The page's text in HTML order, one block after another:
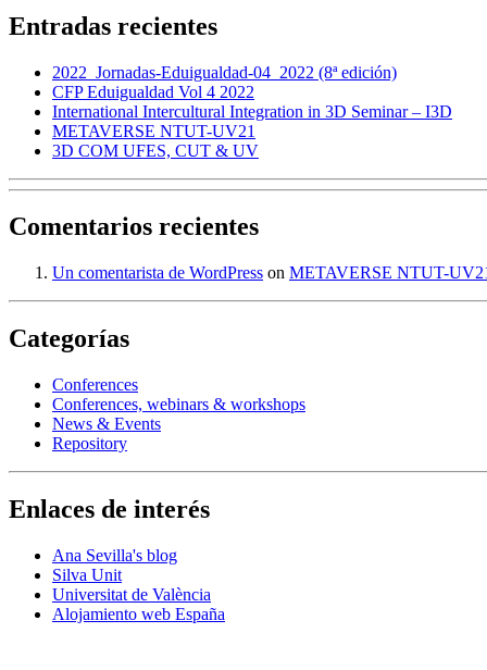
Entradas recientes
2022_Jornadas-Eduigualdad-04_2022 (8ª edición)
CFP Eduigualdad Vol 4 2022
International Intercultural Integration in 3D Seminar – I3D
METAVERSE NTUT-UV21
3D COM UFES, CUT & UV
Comentarios recientes
Un comentarista de WordPress on METAVERSE NTUT-
Categorías
Conferences
Conferences, webinars & workshops
News & Events
Repository
Enlaces de interés
Ana Sevilla's blog
Silva Unit
Universitat de València
Alojamiento web España